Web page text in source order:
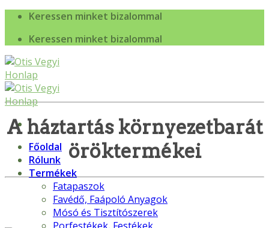
Skip
content
Keressen minket bizalommal
Keressen minket bizalommal
Főoldal
Rólunk
Termékek
Fatapaszok
Favédő, Faápoló Anyagok
Mósó és Tisztítószerek
A háztartás környezetbarát
öröktermékei